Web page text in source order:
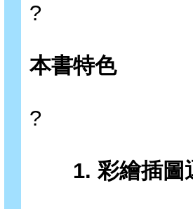
?
本書特色
?
1. 彩繪插圖